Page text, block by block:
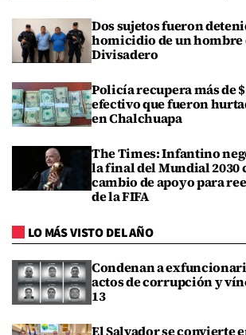
Dos sujetos fueron
homicidio de un hombre
Divisadero
Policía recupera más de
efectivo que fueron
en Chalchuapa
The Times: Infantino
la final del Mundial 2030
cambio de apoyo para
de la FIFA
LO MÁS VISTO DEL AÑO
Condenan a
actos de corrupción y
13
El Salvador se convierte